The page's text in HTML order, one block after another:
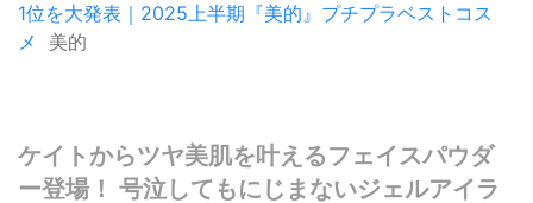
1位を大発表｜2025上半期『美的』プチプラベストコス
メ
美的
ケイトからツヤ美肌を叶えるフェイスパウダ
ー登場！ 号泣してもにじまないジェルアイラ